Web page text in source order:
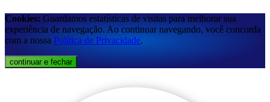
Cookies: Guardamos estatísticas de visitas para melhorar sua
experiência de navegação. Ao continuar navegando, você concorda
com a nossa Política de Privacidade.
continuar e fechar